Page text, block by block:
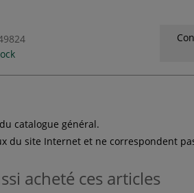
catalogue général.
du site Internet et ne correspondent
acheté ces articles